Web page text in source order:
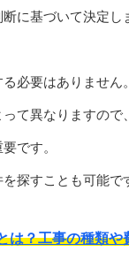
に基づいて決定し
必要はありません。
て異なりますので
です。
探すことも可能で
は？工事の種類や